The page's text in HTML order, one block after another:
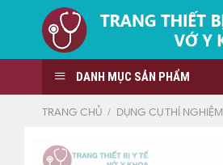
DANH MỤC SẢN PHẨM
TRANG CHỦ / DỤNG CỤ THÍ NGHIỆM